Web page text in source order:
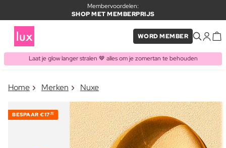
Membervoordelen:
SHOP MET MEMBERPRIJS
WORD MEMBER
Laat je glow langer stralen 🤎 alles om je zomertan te behouden
ITEM TOEGEVOEGD AAN
WINKELMAND
Home Merken Nuxe
BESPAAR €17 49